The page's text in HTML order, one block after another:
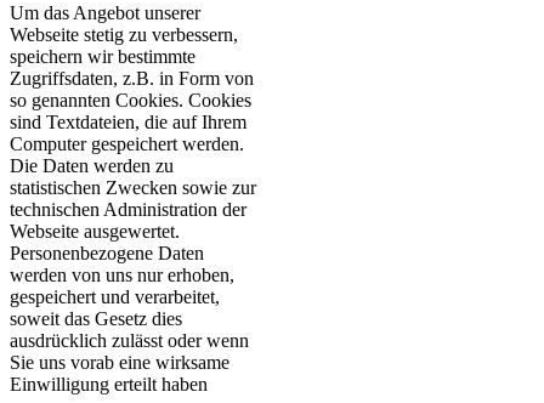
Um das Angebot unserer
Webseite stetig zu verbessern,
speichern wir bestimmte
Zugriffsdaten, z.B. in Form von
so genannten Cookies. Cookies
sind Textdateien, die auf Ihrem
Computer gespeichert werden.
Die Daten werden zu
statistischen Zwecken sowie zur
technischen Administration der
Webseite ausgewertet.
Personenbezogene Daten
werden von uns nur erhoben,
gespeichert und verarbeitet,
soweit das Gesetz dies
ausdrücklich zulässt oder wenn
Sie uns vorab eine wirksame
Einwilligung erteilt haben